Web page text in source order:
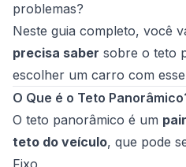
problemas?
Neste guia completo, você
precisa saber sobre o teto
escolher um carro com
O Que é o Teto
O teto panorâmico é um
teto do veículo, que pode
Fixo